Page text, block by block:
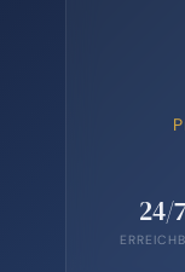
24/7